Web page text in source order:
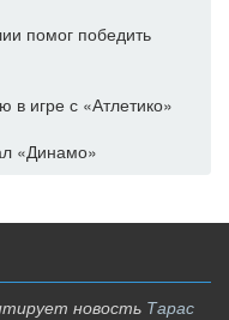
помог победить
игре с «Атлетико»
«Динамо»
новость Тарас